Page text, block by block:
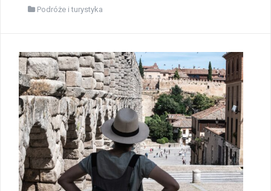
Podróże i turystyka